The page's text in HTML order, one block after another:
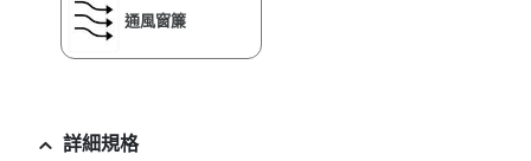
通風窗簾
詳細規格